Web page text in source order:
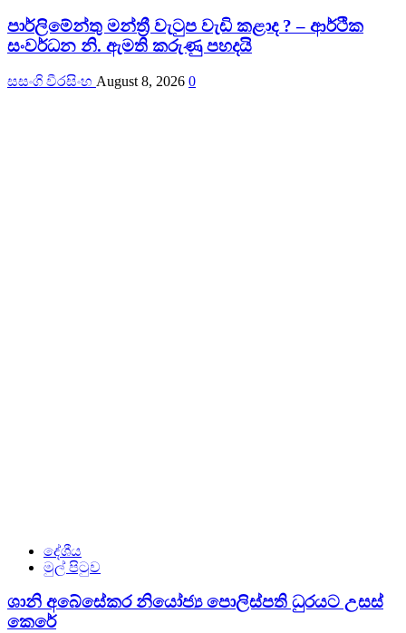
පාර්ලිමේන්තු මන්ත්‍රී වැටුප වැඩි කළාද ? – ආර්ථික
සංවර්ධන නි. ඇමති කරුණු පහදයි
සසංගි වීරසිංහ August 8, 2026 0
දේශීය
මුල් පිටුව
ශානි අබේසේකර නියෝජ්‍ය පොලිස්පති ධුරයට උසස්
කෙරේ